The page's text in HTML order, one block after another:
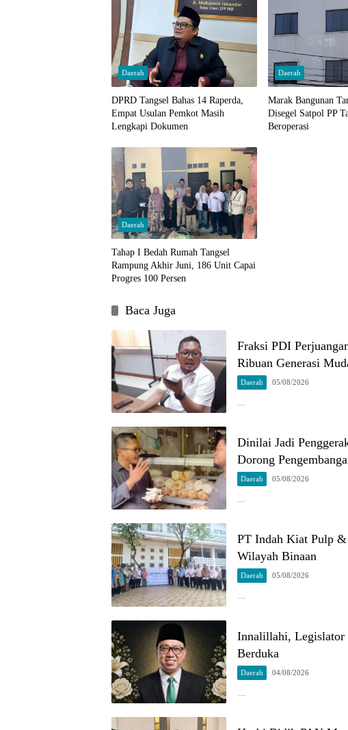
Daerah
DPRD Tangsel Bahas 14 Raperda,
Empat Usulan Pemkot Masih
Lengkapi Dokumen
Daerah
Marak Bangunan
Disegel Satpol PP
Beroperasi
Daerah
Tahap I Bedah Rumah Tangsel
Rampung Akhir Juni, 186 Unit Capai
Progres 100 Persen
Baca Juga
Fraksi PDI
Ribuan Generasi
Daerah 05/08/2026
Dinilai Jadi
Dorong
Daerah 05/08/2026
…
PT Indah Kiat Pulp
Wilayah Binaan
Daerah 05/08/2026
…
Innalillahi, Legislator
Berduka
Daerah 04/08/2026